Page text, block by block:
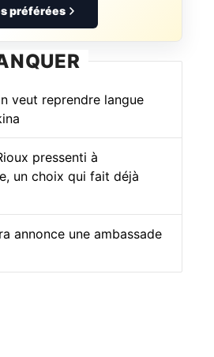
préférées
veut reprendre langue
pressenti à
un choix qui fait déjà
annonce une ambassade